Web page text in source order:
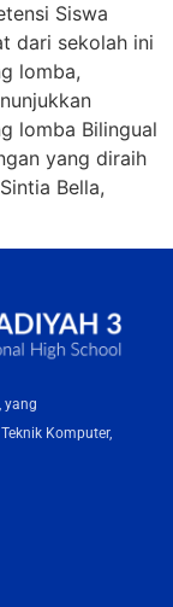
Siswa
dari sekolah ini
lomba,
lomba Bilingual
yang diraih
Bella,
yang
Komputer,